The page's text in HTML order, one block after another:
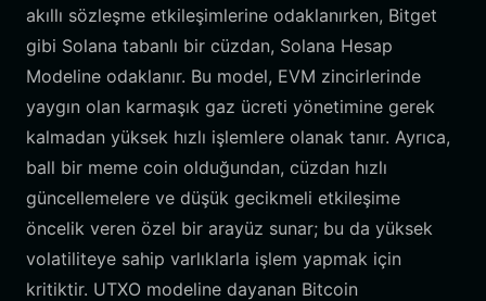
akıllı sözleşme etkileşimlerine odaklanırken, Bitget
gibi Solana tabanlı bir cüzdan, Solana Hesap
Modeline odaklanır. Bu model, EVM zincirlerinde
yaygın olan karmaşık gaz ücreti yönetimine gerek
kalmadan yüksek hızlı işlemlere olanak tanır. Ayrıca,
ball bir meme coin olduğundan, cüzdan hızlı
güncellemelere ve düşük gecikmeli etkileşime
öncelik veren özel bir arayüz sunar; bu da yüksek
volatiliteye sahip varlıklarla işlem yapmak için
kritiktir. UTXO modeline dayanan Bitcoin